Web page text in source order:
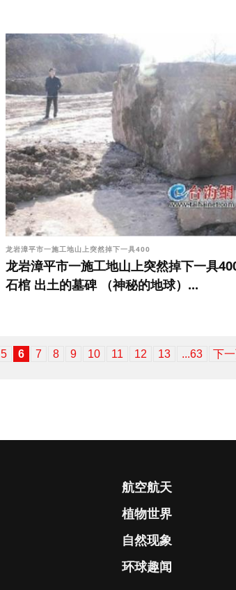
龙岩漳平市一施工地山上突然掉下一具400
龙岩漳平市一施工地山上突然掉下一具
石棺 出土的墓碑 （神秘的地球）...
5 6 7 8 9 10 11 12 13 ...63 下
航空航天
植物世界
自然现象
环球趣闻